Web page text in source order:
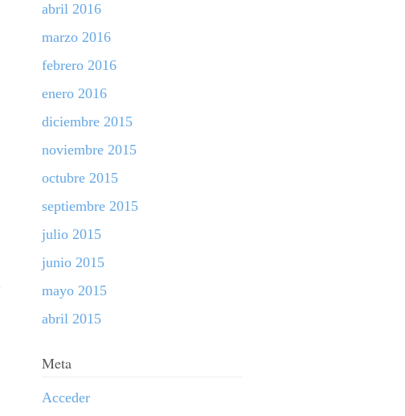
abril 2016
marzo 2016
febrero 2016
enero 2016
diciembre 2015
noviembre 2015
octubre 2015
septiembre 2015
julio 2015
junio 2015
mayo 2015
abril 2015
Meta
Acceder